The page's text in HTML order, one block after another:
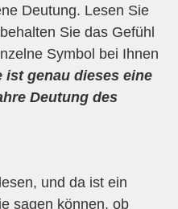
Deutung. Lesen Sie
Sie das Gefühl
Symbol bei Ihnen
ist genau dieses eine
Deutung des
und da ist ein
sagen können, ob